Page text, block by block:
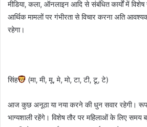
मीडिया, कला, ऑनलाइन आदि से संबंधित कार्यों में विशेष
आर्थिक मामलों पर गंभीरता से विचार करना अति
रहेगा।
सिंह (मा, मी, मू, मे, मो, टा, टी, टू, टे)
आज कुछ अनूठा या नया करने की धुन सवार रहेगी।
भाग्यशाली रहेंगे। विशेष तौर पर महिलाओं के लिए